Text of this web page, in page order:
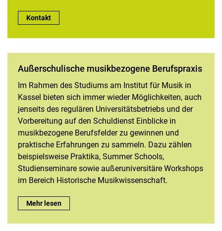
Hausarbeit | Examensarbeit (WHA) | schriftliche
Kontakt
Außerschulische musikbezogene Berufspraxis
Im Rahmen des Studiums am Institut für Musik in
Kassel bieten sich immer wieder Möglichkeiten, auch
jenseits des regulären Universitätsbetriebs und der
Vorbereitung auf den Schuldienst Einblicke in
musikbezogene Berufsfelder zu gewinnen und
praktische Erfahrungen zu sammeln. Dazu zählen
beispielsweise Praktika, Summer Schools,
Studienseminare sowie außeruniversitäre Workshops
im Bereich Historische Musikwissenschaft.
Außerschulische musikbezogene Berufspraxis:
Mehr lesen